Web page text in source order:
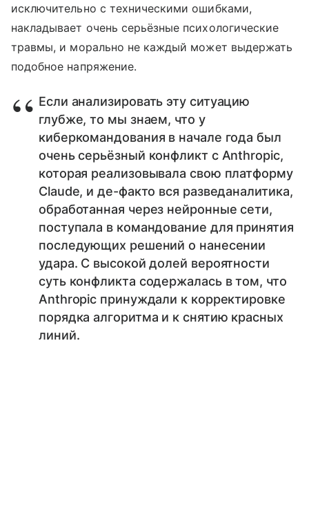
исключительно с техническими ошибками,
накладывает очень серьёзные психологические
травмы, и морально не каждый может выдержать
подобное напряжение.
Если анализировать эту ситуацию
глубже, то мы знаем, что у
киберкомандования в начале года был
очень серьёзный конфликт с Anthropic,
которая реализовывала свою платформу
Claude, и де-факто вся разведаналитика,
обработанная через нейронные сети,
поступала в командование для принятия
последующих решений о нанесении
удара. С высокой долей вероятности
суть конфликта содержалась в том, что
Anthropic принуждали к корректировке
порядка алгоритма и к снятию красных
линий.